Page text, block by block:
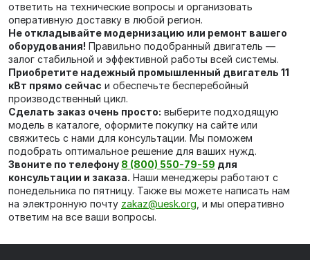
ответить на технические вопросы и организовать
оперативную доставку в любой регион.
Не откладывайте модернизацию или ремонт вашего
оборудования! Правильно подобранный двигатель —
залог стабильной и эффективной работы всей системы.
Приобретите надежный промышленный двигатель 11
кВт прямо сейчас и обеспечьте бесперебойный
производственный цикл.
Сделать заказ очень просто: выберите подходящую
модель в каталоге, оформите покупку на сайте или
свяжитесь с нами для консультации. Мы поможем
подобрать оптимальное решение для ваших нужд.
Звоните по телефону 8 (800) 550-79-59 для
консультации и заказа. Наши менеджеры работают с
понедельника по пятницу. Также вы можете написать нам
на электронную почту zakaz@uesk.org , и мы оперативно
ответим на все ваши вопросы.